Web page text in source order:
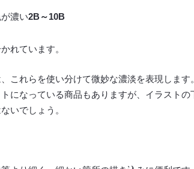
濃い2B～10B
れています。
これらを使い分けて微妙な濃淡を表現します。
になっている商品もありますが、イラスト
いでしょう。